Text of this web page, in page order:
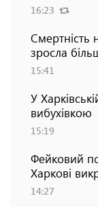
16:23
Смертність
зросла
15:41
У
вибухівкою
15:19
Фейковий
Харкові
14:27